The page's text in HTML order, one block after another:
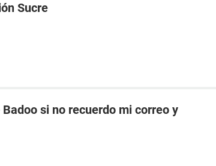
Sucre
si no recuerdo mi correo y